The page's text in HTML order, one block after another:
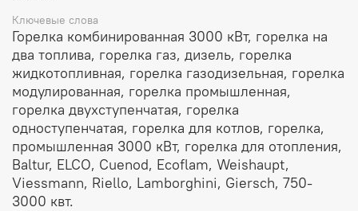
Ключевые слова
Горелка комбинированная 3000 кВт, горелка на
два топлива, горелка газ, дизель, горелка
жидкотопливная, горелка газодизельная, горелка
модулированная, горелка промышленная,
горелка двухступенчатая, горелка
одноступенчатая, горелка для котлов, горелка,
промышленная 3000 кВт, горелка для отопления,
Baltur, ELCO, Cuenod, Ecoflam, Weishaupt,
Viessmann, Riello, Lamborghini, Giersch, 750-
3000 квт.